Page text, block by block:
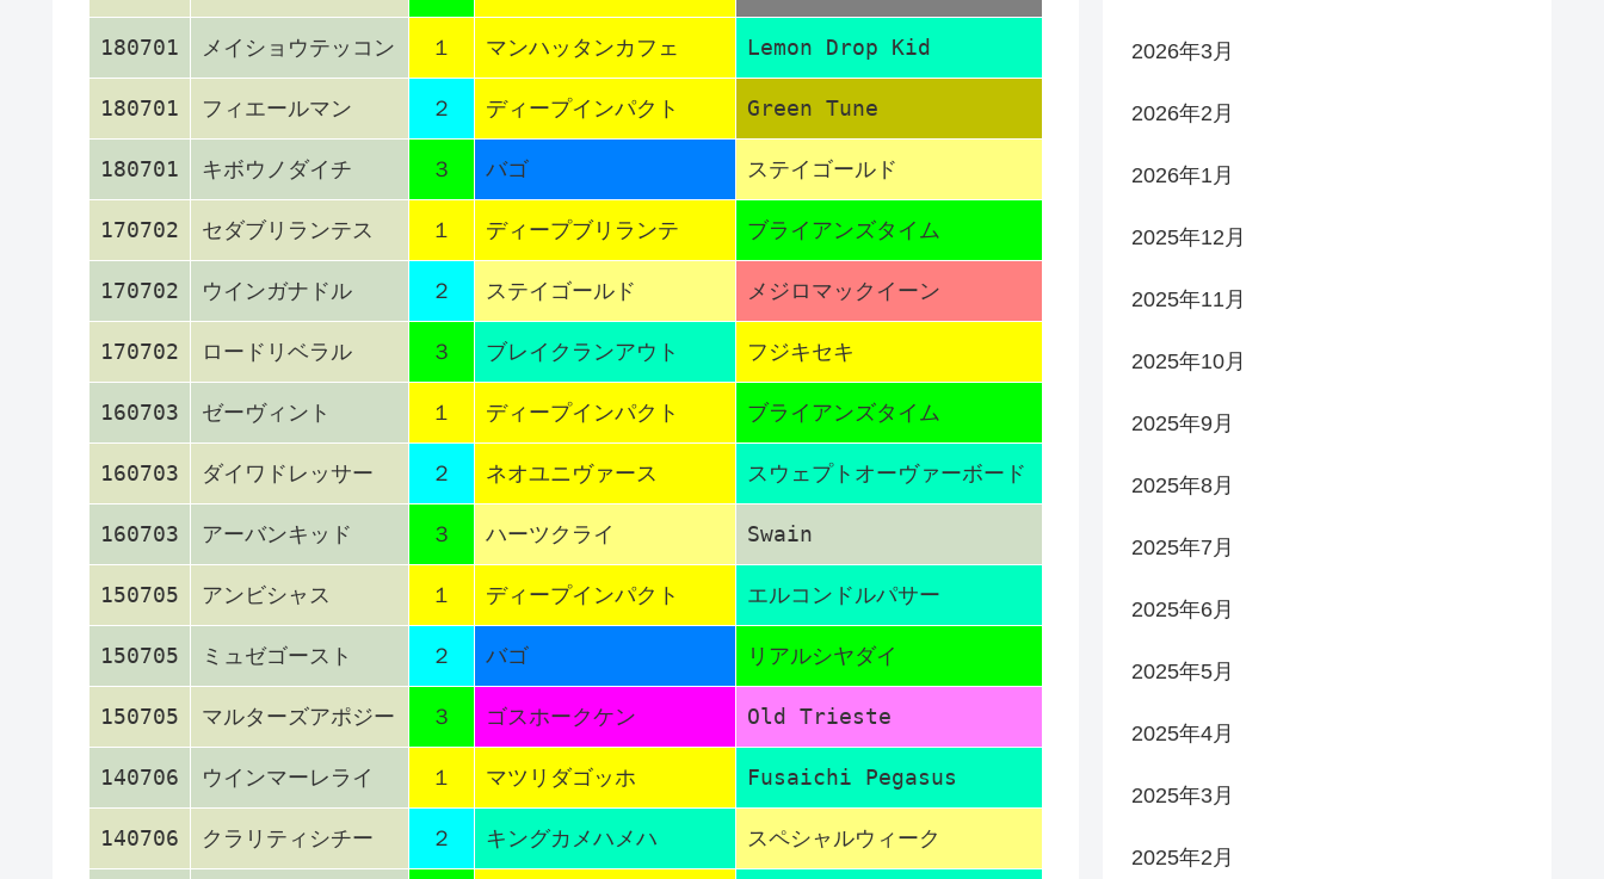
180701 メイショウテッコン １ マンハッタンカフェ Lemon Drop Kid
180701 フィエールマン ２ ディープインパクト Green Tune
180701 キボウノダイチ ３ バゴ ステイゴールド
170702 セダブリランテス １ ディープブリランテ ブライアンズタイム
170702 ウインガナドル ２ ステイゴールド メジロマックイーン
170702 ロードリベラル ３ ブレイクランアウト フジキセキ
160703 ゼーヴィント １ ディープインパクト ブライアンズタイム
160703 ダイワドレッサー ２ ネオユニヴァース スウェプトオーヴァーボード
160703 アーバンキッド ３ ハーツクライ Swain
150705 アンビシャス １ ディープインパクト エルコンドルパサー
150705 ミュゼゴースト ２ バゴ リアルシヤダイ
150705 マルターズアポジー ３ ゴスホークケン Old Trieste
140706 ウインマーレライ １ マツリダゴッホ Fusaichi Pegasus
140706 クラリティシチー ２ キングカメハメハ スペシャルウィーク
2026年3月
2026年2月
2026年1月
2025年12月
2025年11月
2025年10月
2025年9月
2025年8月
2025年7月
2025年6月
2025年5月
2025年4月
2025年3月
2025年2月